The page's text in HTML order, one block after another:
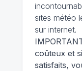
sites météo
sur internet.
coûteux et
satisfaits,